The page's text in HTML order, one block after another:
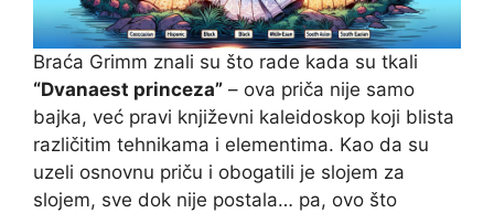
Braća Grimm znali su što rade kada su tkali
“Dvanaest princeza” – ova priča nije samo
bajka, već pravi književni kaleidoskop koji blista
različitim tehnikama i elementima. Kao da su
uzeli osnovnu priču i obogatili je slojem za
slojem, sve dok nije postala… pa, ovo što